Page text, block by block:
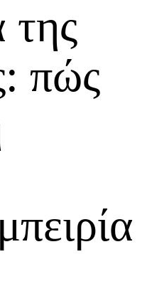
της
πώς